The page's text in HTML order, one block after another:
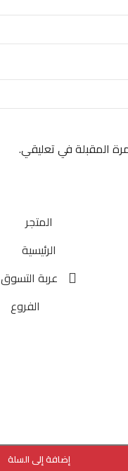
المقبلة في تعليقي.
المتجر
الرئيسية
عربة التسوق
الفروع
إضافة إلى السلة